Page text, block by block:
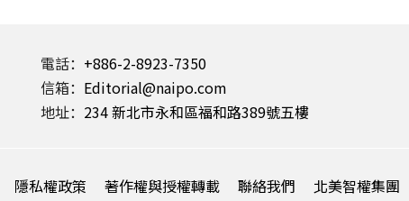
電話： +886-2-8923-7350
信箱： Editorial@naipo.com
地址： 234 新北市永和區福和路389號五樓
隱私權政策 著作權與授權轉載 聯絡我們 北美智權集團